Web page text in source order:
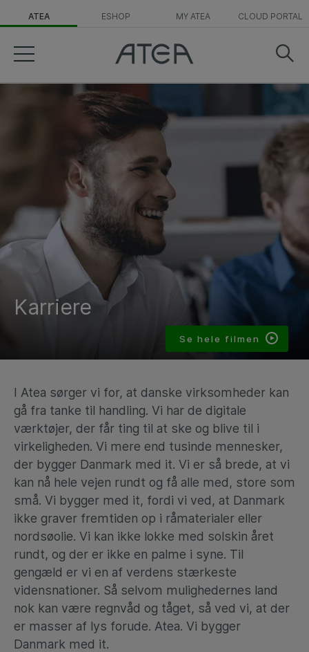
ATEA ESHOP MY ATEA CLOUD PORTAL
Karriere
Se hele filmen
I Atea sørger vi for, at danske virksomheder kan
gå fra tanke til handling. Vi har de digitale
værktøjer, der får ting til at ske og blive til i
virkeligheden. Vi mere end tusinde mennesker,
der bygger Danmark med it. Vi er så brede, at vi
kan nå hele vejen rundt og få alle med, store som
små. Vi bygger med it, fordi vi ved, at Danmark
ikke graver fremtiden op i råmaterialer eller
nordsøolie. Vi kan ikke lokke med solskin året
rundt, og der er ikke en palme i syne. Til
gengæld er vi en af verdens stærkeste
vidensnationer. Så selvom mulighedernes land
nok kan være regnvåd og tåget, så ved vi, at der
er masser af lys forude. Atea. Vi bygger
Danmark med it.